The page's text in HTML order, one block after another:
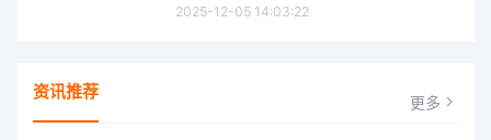
2025-12-05 14:03:22
资讯推荐 更多